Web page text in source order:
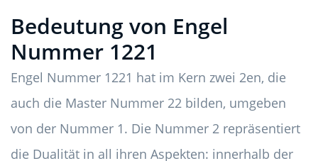
Bedeutung von Engel
Nummer 1221
Engel Nummer 1221 hat im Kern zwei 2en, die
auch die Master Nummer 22 bilden, umgeben
von der Nummer 1. Die Nummer 2 repräsentiert
die Dualität in all ihren Aspekten: innerhalb der